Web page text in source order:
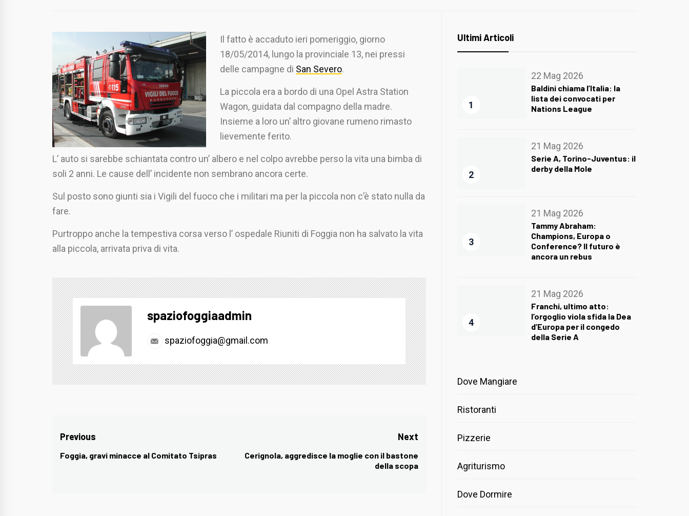
Il fatto è accaduto ieri pomeriggio, giorno
18/05/2014, lungo la provinciale 13, nei pressi
delle campagne di San Severo.
La piccola era a bordo di una Opel Astra Station
Wagon, guidata dal compagno della madre.
Insieme a loro un’ altro giovane rumeno rimasto
lievemente ferito.
L’ auto si sarebbe schiantata contro un’ albero e nel colpo avrebbe perso la vita una bimba di
soli 2 anni. Le cause dell’ incidente non sembrano ancora certe.
Sul posto sono giunti sia i Vigili del fuoco che i militari ma per la piccola non c’è stato nulla da
fare.
Purtroppo anche la tempestiva corsa verso l’ ospedale Riuniti di Foggia non ha salvato la vita
alla piccola, arrivata priva di vita.
spaziofoggiaadmin
spaziofoggia@gmail.com
Navigazione
articoli
Previous
Previous
Foggia, gravi minacce al Comitato Tsipras
Next
Next
post:
Cerignola, aggredisce la moglie con il bastone
della scopa
Ultimi Articoli
1
22 Mag 2026
Baldini chiama l’Italia: la
lista dei convocati per
Nations League
2
21 Mag 2026
Serie A, Torino-Juventus: il
derby della Mole
3
21 Mag 2026
Tammy Abraham:
Champions, Europa o
Conference? Il futuro è
ancora un rebus
4
21 Mag 2026
Franchi, ultimo atto:
l’orgoglio viola sfida la Dea
d’Europa per il congedo
della Serie A
Dove Mangiare
Ristoranti
Pizzerie
Agriturismo
Dove Dormire